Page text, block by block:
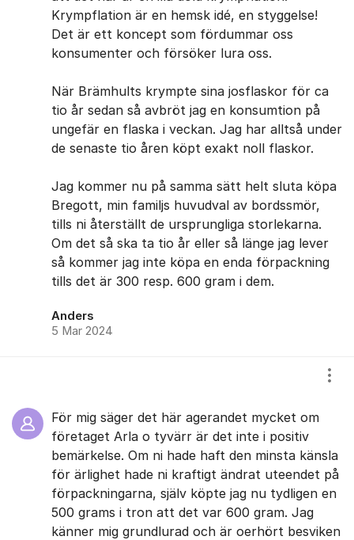
Krympflation är en hemsk idé, en styggelse!
Det är ett koncept som fördummar oss
konsumenter och försöker lura oss.
När Brämhults krympte sina josflaskor för ca
tio år sedan så avbröt jag en konsumtion på
ungefär en flaska i veckan. Jag har alltså under
de senaste tio åren köpt exakt noll flaskor.
Jag kommer nu på samma sätt helt sluta köpa
Bregott, min familjs huvudval av bordssmör,
tills ni återställt de ursprungliga storlekarna.
Om det så ska ta tio år eller så länge jag lever
så kommer jag inte köpa en enda förpackning
tills det är 300 resp. 600 gram i dem.
Anders
5 Mar 2024
För mig säger det här agerandet mycket om
företaget Arla o tyvärr är det inte i positiv
bemärkelse. Om ni hade haft den minsta känsla
för ärlighet hade ni kraftigt ändrat uteendet på
förpackningarna, själv köpte jag nu tydligen en
500 grams i tron att det var 600 gram. Jag
känner mig grundlurad och är oerhört besviken